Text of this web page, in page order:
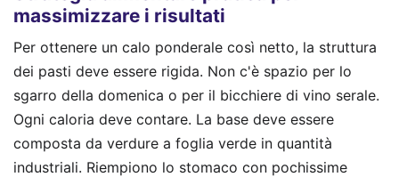
massimizzare i risultati
Per ottenere un calo ponderale così netto, la struttura
dei pasti deve essere rigida. Non c'è spazio per lo
sgarro della domenica o per il bicchiere di vino serale.
Ogni caloria deve contare. La base deve essere
composta da verdure a foglia verde in quantità
industriali. Riempiono lo stomaco con pochissime